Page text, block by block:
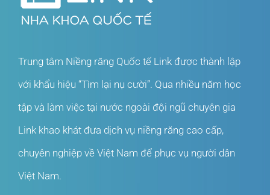
Trung tâm Niềng răng Quốc tế Link được thành lập
với khẩu hiệu “Tìm lại nụ cười”. Qua nhiều năm học
tập và làm việc tại nước ngoài đội ngũ chuyên gia
Link khao khát đưa dịch vụ niềng răng cao cấp,
chuyên nghiệp về Việt Nam để phục vụ người dân
Việt Nam.